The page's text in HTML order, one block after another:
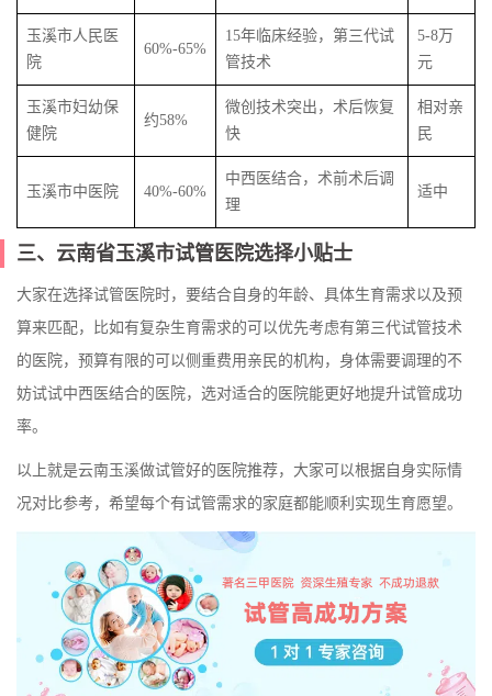
玉溪市人民医
院
60%-65%
15年临床经验，第三代试
管技术
5-8万
元
玉溪市妇幼保
健院
约58%
微创技术突出，术后恢复
快
相对亲
民
玉溪市中医院 40%-60%
中西医结合，术前术后调
理
适中
三、云南省玉溪市试管医院选择小贴士
大家在选择试管医院时，要结合自身的年龄、具体生育需求以及预
算来匹配，比如有复杂生育需求的可以优先考虑有第三代试管技术
的医院，预算有限的可以侧重费用亲民的机构，身体需要调理的不
妨试试中西医结合的医院，选对适合的医院能更好地提升试管成功
率。
以上就是云南玉溪做试管好的医院推荐，大家可以根据自身实际情
况对比参考，希望每个有试管需求的家庭都能顺利实现生育愿望。